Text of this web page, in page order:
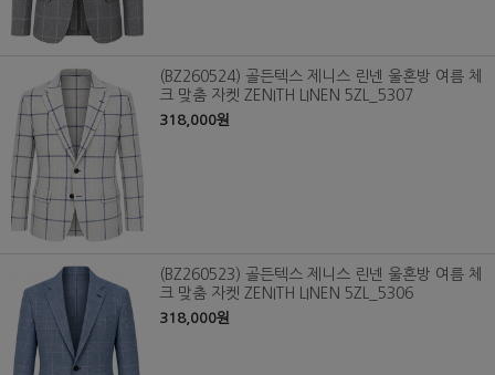
(BZ260524) 골든텍스 제니스 린넨 울혼방 여름 체
크 맞춤 자켓 ZENITH LINEN 5ZL_5307
318,000원
(BZ260523) 골든텍스 제니스 린넨 울혼방 여름 체
크 맞춤 자켓 ZENITH LINEN 5ZL_5306
318,000원